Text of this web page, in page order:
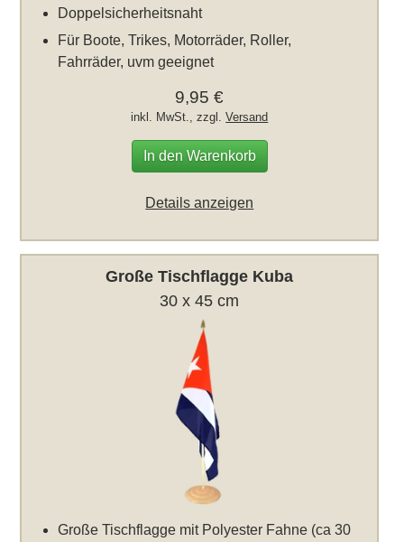
Doppelsicherheitsnaht
Für Boote, Trikes, Motorräder, Roller,
Fahrräder, uvm geeignet
9,95 €
inkl. MwSt., zzgl.Versand
In den Warenkorb
Details anzeigen
Große Tischflagge Kuba
30 x 45 cm
Große Tischflagge mit Polyester Fahne (ca 30